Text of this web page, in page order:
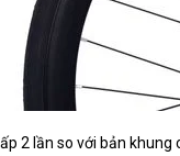
2 lần so với bản khung